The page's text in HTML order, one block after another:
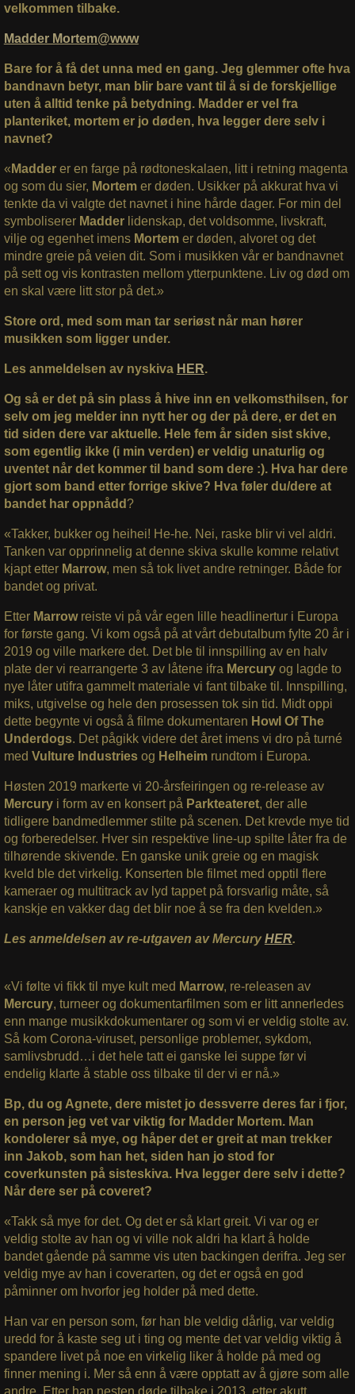
velkommen tilbake.
Madder Mortem@www
Bare for å få det unna med en gang. Jeg glemmer ofte hva
bandnavn betyr, man blir bare vant til å si de forskjellige
uten å alltid tenke på betydning. Madder er vel fra
planteriket, mortem er jo døden, hva legger dere selv i
navnet?
« Madderer en farge på rødtoneskalaen, litt i retning magenta
og som du sier, Mortemer døden. Usikker på akkurat hva vi
tenkte da vi valgte det navnet i hine hårde dager. For min del
symboliserer Madder lidenskap, det voldsomme, livskraft,
vilje og egenhet imens Mortemer døden, alvoret og det
mindre greie på veien dit. Som i musikken vår er bandnavnet
på sett og vis kontrasten mellom ytterpunktene. Liv og død om
en skal være litt stor på det.»
Store ord, med som man tar seriøst når man hører
musikken som ligger under.
Les anmeldelsen av nyskiva HER.
Og så er det på sin plass å hive inn en velkomsthilsen, for
selv om jeg melder inn nytt her og der på dere, er det en
tid siden dere var aktuelle. Hele fem år siden sist skive,
som egentlig ikke (i min verden) er veldig unaturlig og
uventet når det kommer til band som dere :). Hva har dere
gjort som band etter forrige skive? Hva føler du/dere at
bandet har oppnådd ?
«Takker, bukker og heihei! He-he. Nei, raske blir vi vel aldri.
Tanken var opprinnelig at denne skiva skulle komme relativt
kjapt etter Marrow, men så tok livet andre retninger. Både for
bandet og privat.
Etter Marrow reiste vi på vår egen lille headlinertur i Europa
for første gang. Vi kom også på at vårt debutalbum fylte 20 år i
2019 og ville markere det. Det ble til innspilling av en halv
plate der vi rearrangerte 3 av låtene ifra Mercuryog lagde to
nye låter utifra gammelt materiale vi fant tilbake til. Innspilling,
miks, utgivelse og hele den prosessen tok sin tid. Midt oppi
dette begynte vi også å filme dokumentaren Howl Of The
Underdogs. Det pågikk videre det året imens vi dro på turné
med Vulture Industriesog Helheim rundtom i Europa.
Høsten 2019 markerte vi 20-årsfeiringen og re-release av
Mercury i form av en konsert på Parkteateret, der alle
tidligere bandmedlemmer stilte på scenen. Det krevde mye tid
og forberedelser. Hver sin respektive line-up spilte låter fra de
tilhørende skivende. En ganske unik greie og en magisk
kveld ble det virkelig. Konserten ble filmet med opptil flere
kameraer og multitrack av lyd tappet på forsvarlig måte, så
kanskje en vakker dag det blir noe å se fra den kvelden.»
Les anmeldelsen av re-utgaven av MercuryHER.
«Vi følte vi fikk til mye kult med Marrow, re-releasen av
Mercury, turneer og dokumentarfilmen som er litt annerledes
enn mange musikkdokumentarer og som vi er veldig stolte av.
Så kom Corona-viruset, personlige problemer, sykdom,
samlivsbrudd…i det hele tatt ei ganske lei suppe før vi
endelig klarte å stable oss tilbake til der vi er nå.»
Bp, du og Agnete, dere mistet jo dessverre deres far i fjor,
en person jeg vet var viktig for Madder Mortem. Man
kondolerer så mye, og håper det er greit at man trekker
inn Jakob, som han het, siden han jo stod for
coverkunsten på sisteskiva. Hva legger dere selv i dette?
Når dere ser på coveret?
«Takk så mye for det. Og det er så klart greit. Vi var og er
veldig stolte av han og vi ville nok aldri ha klart å holde
bandet gående på samme vis uten backingen derifra. Jeg ser
veldig mye av han i coverarten, og det er også en god
påminner om hvorfor jeg holder på med dette.
Han var en person som, før han ble veldig dårlig, var veldig
uredd for å kaste seg ut i ting og mente det var veldig viktig å
spandere livet på noe en virkelig liker å holde på med og
finner mening i. Mer så enn å være opptatt av å gjøre som alle
andre. Etter han nesten døde tilbake i 2013, etter akutt